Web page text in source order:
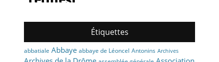
Étiquettes
abbatiale Abbaye abbaye de Léoncel Antonins Archives